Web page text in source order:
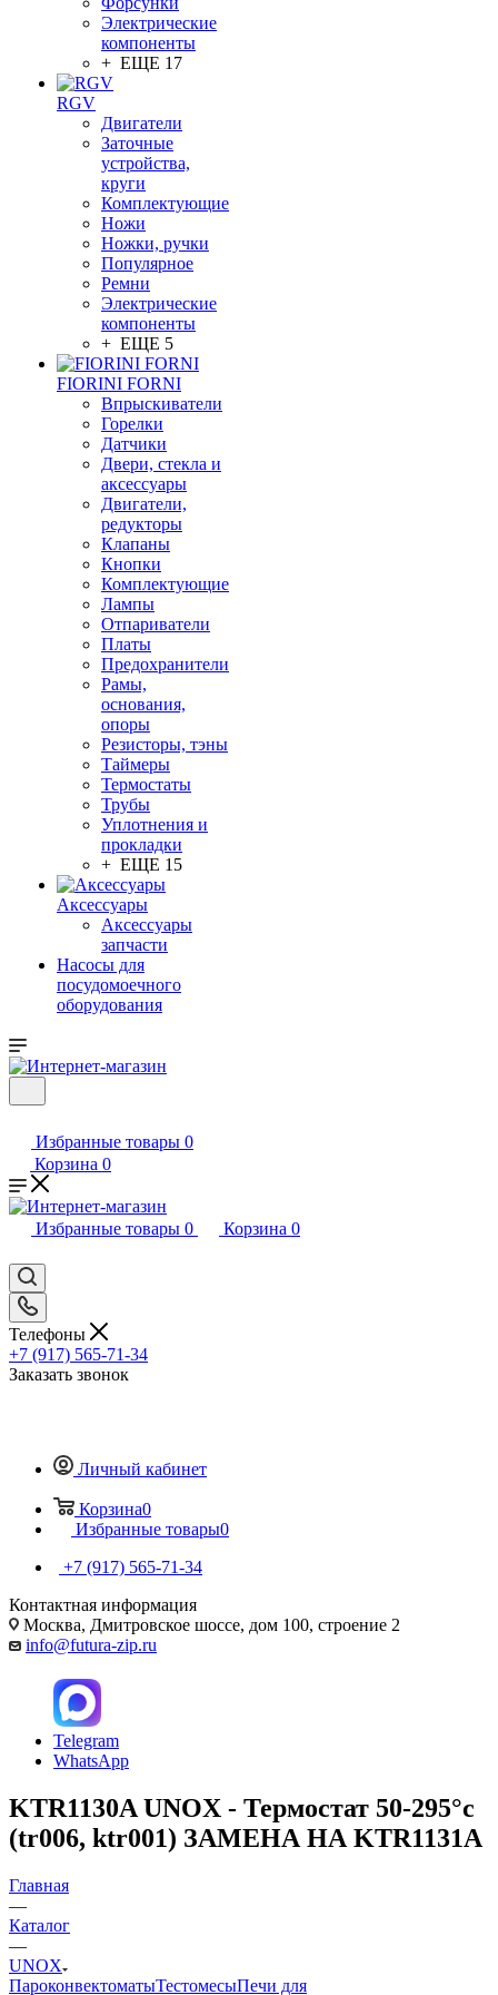
Электрические
компоненты
+ ЕЩЕ 17
RGV
Двигатели
Заточные
устройства,
круги
Комплектующие
Ножи
Ножки, ручки
Популярное
Ремни
Электрические
компоненты
+ ЕЩЕ 5
FIORINI FORNI
Впрыскиватели
Горелки
Датчики
Двери, стекла и
аксессуары
Двигатели,
редукторы
Клапаны
Кнопки
Комплектующие
Лампы
Отпариватели
Платы
Предохранители
Рамы,
основания,
опоры
Резисторы, тэны
Таймеры
Термостаты
Трубы
Уплотнения и
прокладки
+ ЕЩЕ 15
Аксессуары
Аксессуары
запчасти
Насосы для
посудомоечного
оборудования
Избранные товары 0
Корзина 0
Избранные товары 0 Корзина 0
Телефоны
+7 (917) 565-71-34
Заказать звонок
Личный кабинет
Корзина0
Избранные товары0
+7 (917) 565-71-34
Контактная информация
Москва, Дмитровское шоссе, дом 100, строение 2
info@futura-zip.ru
Telegram
WhatsApp
KTR1130A UNOX - Термостат 50-295°c
(tr006, ktr001) ЗАМЕНА НА KTR1131A
Главная
—
Каталог
—
UNOX
ПароконвектоматыТестомесыПечи для